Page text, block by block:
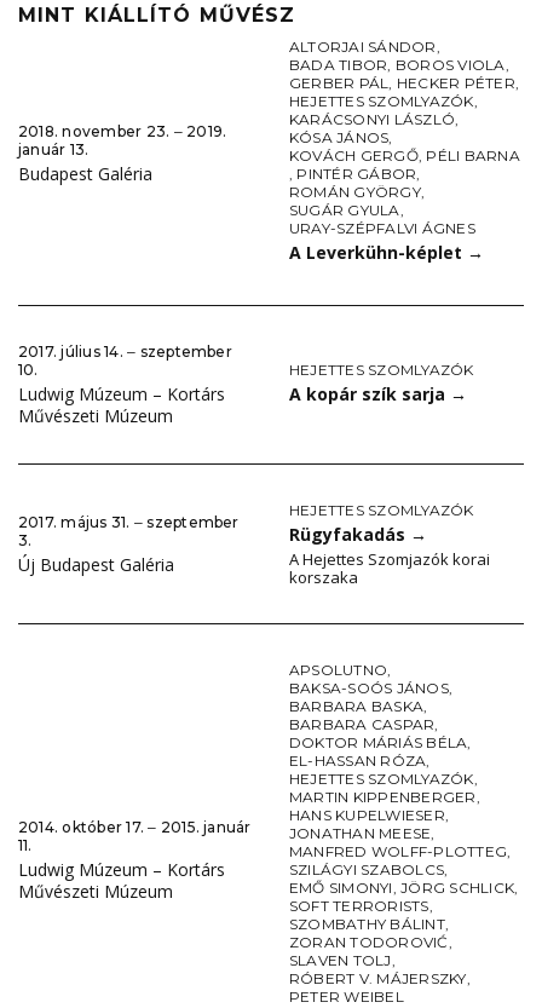
MINT KIÁLLÍTÓ MŰVÉSZ
2018. november 23. ‒ 2019.
január 13.
Budapest Galéria
ALTORJAI SÁNDOR,
BADA TIBOR, BOROS VIOLA,
GERBER PÁL, HECKER PÉTER,
HEJETTES SZOMLYAZÓK,
KARÁCSONYI LÁSZLÓ,
KÓSA JÁNOS,
KOVÁCH GERGŐ, PÉLI BARNA
, PINTÉR GÁBOR,
ROMÁN GYÖRGY,
SUGÁR GYULA,
URAY-SZÉPFALVI ÁGNES
A Leverkühn-képlet →
2017. július 14. ‒ szeptember
10.
Ludwig Múzeum – Kortárs
Művészeti Múzeum
HEJETTES SZOMLYAZÓK
A kopár szík sarja →
2017. május 31. ‒ szeptember
3.
Új Budapest Galéria
HEJETTES SZOMLYAZÓK
Rügyfakadás →
A Hejettes Szomjazók korai
korszaka
2014. október 17. ‒ 2015. január
11.
Ludwig Múzeum – Kortárs
Művészeti Múzeum
APSOLUTNO,
BAKSA-SOÓS JÁNOS,
BARBARA BASKA,
BARBARA CASPAR,
DOKTOR MÁRIÁS BÉLA,
EL-HASSAN RÓZA,
HEJETTES SZOMLYAZÓK,
MARTIN KIPPENBERGER,
HANS KUPELWIESER,
JONATHAN MEESE,
MANFRED WOLFF-PLOTTEG,
SZILÁGYI SZABOLCS,
EMŐ SIMONYI,JÖRG SCHLICK,
SOFT TERRORISTS,
SZOMBATHY BÁLINT,
ZORAN TODOROVIĆ,
SLAVEN TOLJ,
RÓBERT V. MÁJERSZKY,
PETER WEIBEL